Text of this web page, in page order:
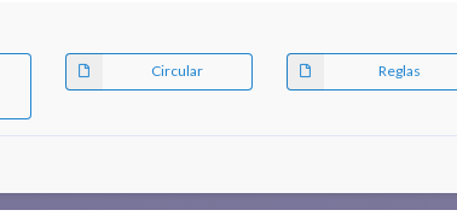
Circular Reglas